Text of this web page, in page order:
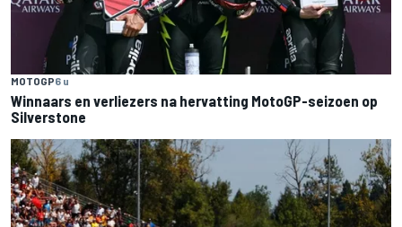
MOTOGP6 u
Winnaars en verliezers na hervatting MotoGP-seizoen op
Silverstone